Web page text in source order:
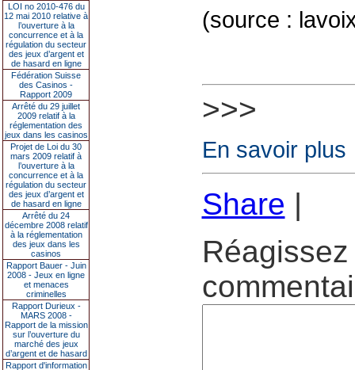
LOI no 2010-476 du
12 mai 2010 relative à
l’ouverture à la
concurrence et à la
régulation du secteur
des jeux d’argent et
de hasard en ligne
Fédération Suisse
des Casinos -
Rapport 2009
Arrêté du 29 juillet
2009 relatif à la
réglementation des
jeux dans les casinos
Projet de Loi du 30
mars 2009 relatif à
l’ouverture à la
concurrence et à la
régulation du secteur
des jeux d’argent et
de hasard en ligne
Arrêté du 24
décembre 2008 relatif
à la réglementation
des jeux dans les
casinos
Rapport Bauer - Juin
2008 - Jeux en ligne
et menaces
criminelles
Rapport Durieux -
MARS 2008 -
Rapport de la mission
sur l’ouverture du
marché des jeux
d’argent et de hasard
Rapport d'information
(source :
>>>
En savoir plus
Share |